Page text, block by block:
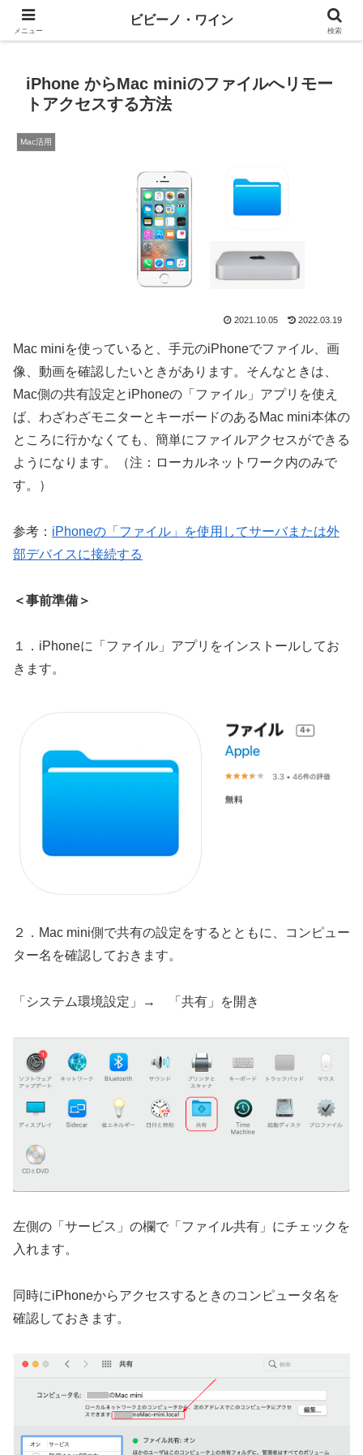
ワインとテックと、ときどきマネー
iPhone からMac miniのファイルへリモー
トアクセスする方法
Mac活用
2021.10.05 2022.03.19
Mac miniを使っていると、手元のiPhoneでファイル、画
像、動画を確認したいときがあります。そんなときは、
Mac側の共有設定とiPhoneの「ファイル」アプリを使え
ば、わざわざモニターとキーボードのあるMac mini本体の
ところに行かなくても、簡単にファイルアクセスができる
ようになります。（注：ローカルネットワーク内のみで
す。）
参考： iPhoneの「ファイル」を使用してサーバまたは外
部デバイスに接続する
＜事前準備＞
１．iPhoneに「ファイル」アプリをインストールしてお
きます。
２．Mac mini側で共有の設定をするとともに、コンピュー
ター名を確認しておきます。
「システム環境設定」→ 「共有」を開き
左側の「サービス」の欄で「ファイル共有」にチェックを
入れます。
同時にiPhoneからアクセスするときのコンピュータ名を
確認しておきます。
メニュー
ビビーノ・ワイン
検索